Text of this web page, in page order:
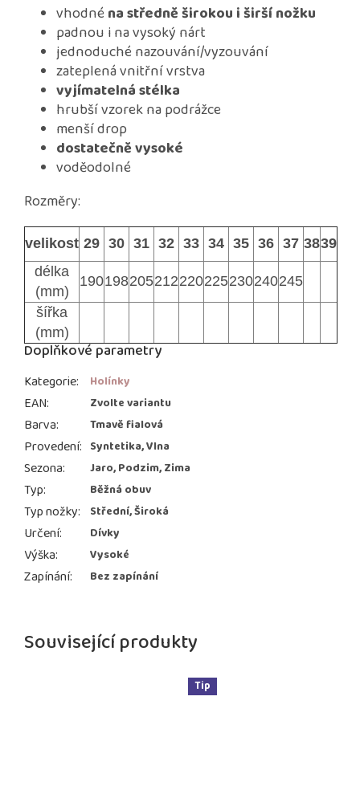
Související produkty
Tip
vhodné na středně širokou i širší nožku
padnou i na vysoký nárt
jednoduché nazouvání/vyzouvání
zateplená vnitřní vrstva
vyjímatelná stélka
hrubší vzorek na podrážce
menší drop
dostatečně vysoké
voděodolné
Rozměry:
velikost 29 30 31 32 33 34 35 36 37 3839
délka
(mm)
190198205212220225230240245
šířka
(mm)
Doplňkové parametry
Kategorie: Holínky
EAN: Zvolte variantu
Barva: Tmavě fialová
Provedení: Syntetika, Vlna
Sezona: Jaro, Podzim, Zima
Typ: Běžná obuv
Typ nožky: Střední, Široká
Určení: Dívky
Výška: Vysoké
Zapínání: Bez zapínání